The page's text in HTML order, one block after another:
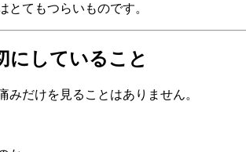
とてもつらいものです。
にしていること
だけを見ることはありません。